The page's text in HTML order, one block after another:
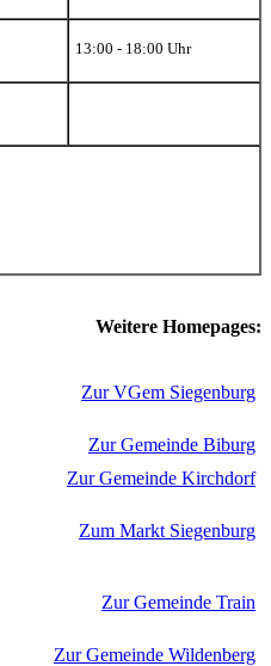
13:00 - 18:00 Uhr
Weitere Homepages:
Zur VGem Siegenburg
Zur Gemeinde Biburg
Zur Gemeinde Kirchdorf
Zum Markt Siegenburg
Zur Gemeinde Train
Zur Gemeinde Wildenberg